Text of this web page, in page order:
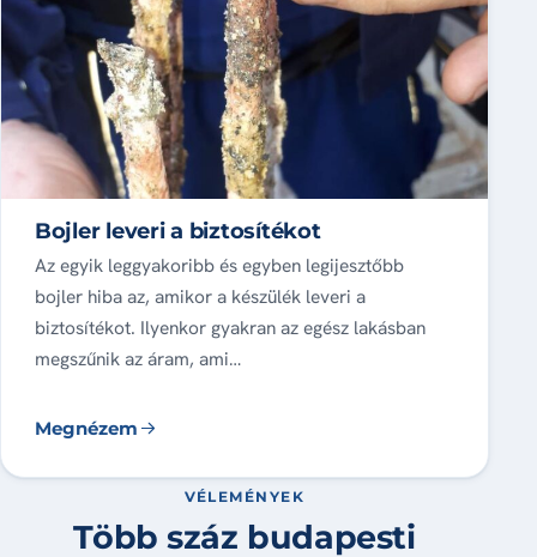
Bojler leveri a biztosítékot
Az egyik leggyakoribb és egyben legijesztőbb
bojler hiba az, amikor a készülék leveri a
biztosítékot. Ilyenkor gyakran az egész lakásban
megszűnik az áram, ami…
Megnézem
VÉLEMÉNYEK
Több száz budapesti